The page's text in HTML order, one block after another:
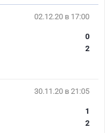
02.12.20 в 17:00
0
2
30.11.20 в 21:05
1
2